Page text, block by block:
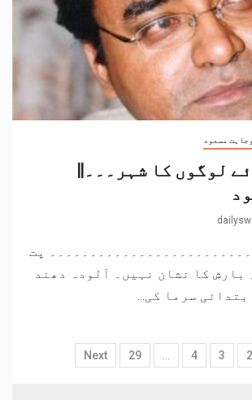
وجاہت مسعود
لوگوں کا شہر۔۔۔||
پت
بارش کا نشان نہیں۔ آلودہ دھند
سرما کی...
2
3
4
…
29
Next